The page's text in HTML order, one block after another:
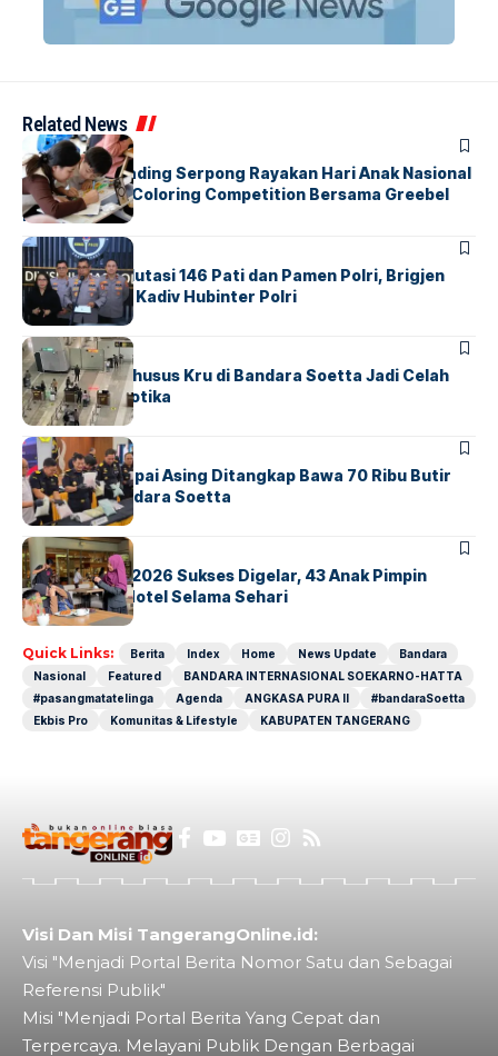
Related News
BERITAINDEX
Atria Hotel Gading Serpong Rayakan Hari Anak Nasional
Lewat Family Coloring Competition Bersama Greebel
Indonesia
BERITA
Mabes Polri Mutasi 146 Pati dan Pamen Polri, Brigjen
Untung Jabat Kadiv Hubinter Polri
BANDARABERITA
Ketika Jalur Khusus Kru di Bandara Soetta Jadi Celah
Sindikat Narkotika
BANDARA BERITA
Kopilot Maskapai Asing Ditangkap Bawa 70 Ribu Butir
Ekstasi di Bandara Soetta
BERITAINDEX
GM For A Day 2026 Sukses Digelar, 43 Anak Pimpin
Operasional Hotel Selama Sehari
Quick Links: Berita Index Home News Update
Bandara
Nasional
Featured
BANDARA INTERNASIONAL SOEKARNO-HATTA
#pasangmatatelinga
Agenda ANGKASA PURA II
#bandaraSoetta
Ekbis Pro
Komunitas & Lifestyle KABUPATEN TANGERANG
Visi Dan Misi TangerangOnline.id:
Visi "Menjadi Portal Berita Nomor Satu dan Sebagai
Referensi Publik"
Misi "Menjadi Portal Berita Yang Cepat dan
Terpercaya. Melayani Publik Dengan Berbagai